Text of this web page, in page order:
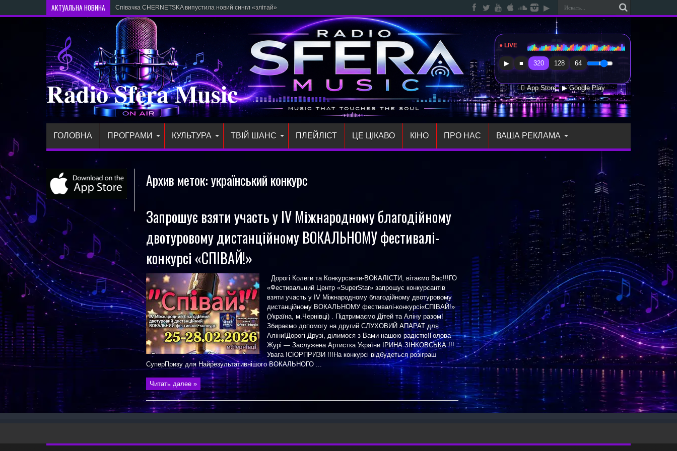
АКТУАЛЬНА НОВИНА Співачка CHERNETSKA випустила новий сингл «злітай» про відчуття свобо
Radio Sfera Music
● LIVE Radio Sfera Music
▶ ■ 320 128 64
 App Store ▶ Google Play
ГОЛОВНА ПРОГРАМИ КУЛЬТУРА ТВІЙ ШАНС ПЛЕЙЛIСТ ЦЕ ЦІКАВО КІНО ПРО НАС ВАША РЕКЛАМА
Архив меток:український конкурс
Запрошує взяти участь у IV Міжнародному благодійному
двотуровому дистанційному ВОКАЛЬНОМУ фестивалі-
конкурсі «СПІВАЙ!»
Дорогі Колеги та Конкурсанти-ВОКАЛІСТИ, вітаємо Вас!!!ГО
«Фестивальний Центр «SuperStar» запрошує конкурсантів
взяти участь у IV Міжнародному благодійному двотуровому
дистанційному ВОКАЛЬНОМУ фестивалі-конкурсі«СПІВАЙ!»
(Україна, м.Чернівці) . Підтримаємо Дітей та Аліну разом!
Збираємо допомогу на другий СЛУХОВИЙ АПАРАТ для
Аліни!Дорогі Друзі, ділимося з Вами нашою радістю!Голова
Журі — Заслужена Артистка України ІРИНА ЗІНКОВСЬКА !!!
Увага !СЮРПРИЗИ !!!На конкурсі відбудеться розіграш
СуперПризу для Найрезультативнішого ВОКАЛЬНОГО ...
Читать далее »